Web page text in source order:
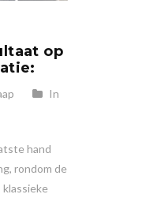
op
In
hand
rondom de